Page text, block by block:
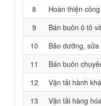
8
Hoàn thiện
9
Bán buôn ô tô
10
Bảo dưỡng, sửa
11
Bán buôn
12
Vận tải hành
13
Vận tải hàng